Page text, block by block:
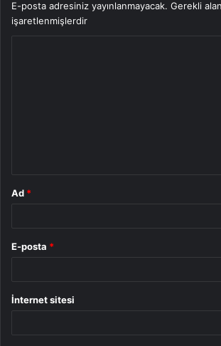
E-posta adresiniz yayınlanmayacak. Gerekli
işaretlenmişlerdir
Ad *
E-posta *
İnternet sitesi